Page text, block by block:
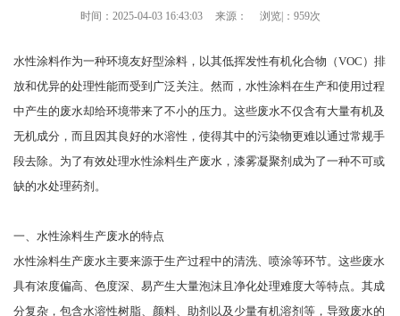
时间：2025-04-03 16:43:03 来源： 浏览|：959次
水性涂料作为一种环境友好型涂料，以其低挥发性有机化合物（VOC）排
放和优异的处理性能而受到广泛关注。然而，水性涂料在生产和使用过程
中产生的废水却给环境带来了不小的压力。这些废水不仅含有大量有机及
无机成分，而且因其良好的水溶性，使得其中的污染物更难以通过常规手
段去除。为了有效处理水性涂料生产废水，漆雾凝聚剂成为了一种不可或
缺的水处理药剂。
一、水性涂料生产废水的特点
水性涂料生产废水主要来源于生产过程中的清洗、喷涂等环节。这些废水
具有浓度偏高、色度深、易产生大量泡沫且净化处理难度大等特点。其成
分复杂，包含水溶性树脂、颜料、助剂以及少量有机溶剂等，导致废水的